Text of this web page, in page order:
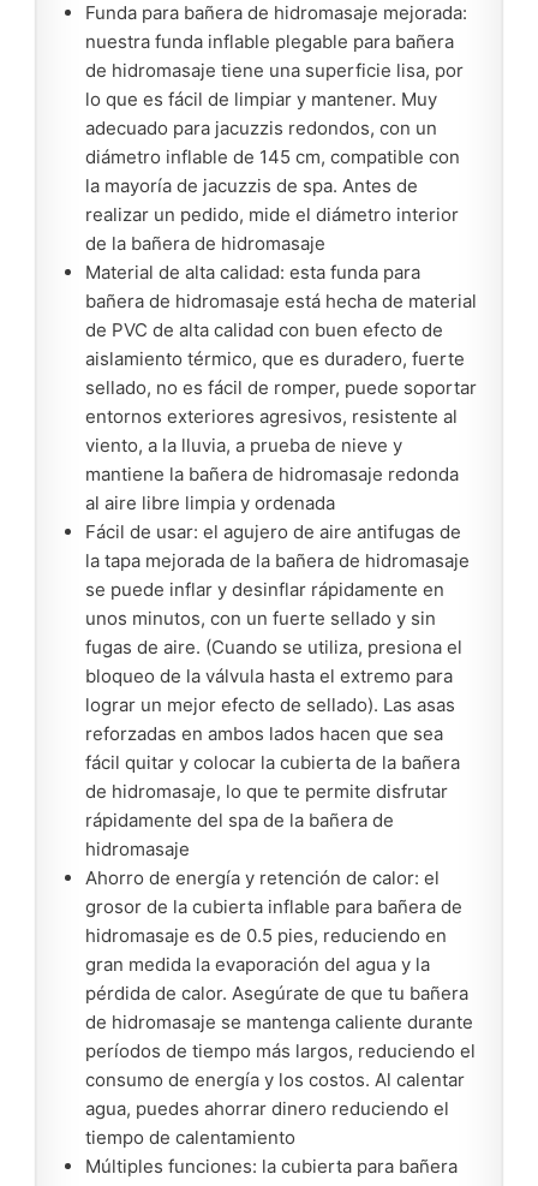
Funda para bañera de hidromasaje mejorada:
nuestra funda inflable plegable para bañera
de hidromasaje tiene una superficie lisa, por
lo que es fácil de limpiar y mantener. Muy
adecuado para jacuzzis redondos, con un
diámetro inflable de 145 cm, compatible con
la mayoría de jacuzzis de spa. Antes de
realizar un pedido, mide el diámetro interior
de la bañera de hidromasaje
Material de alta calidad: esta funda para
bañera de hidromasaje está hecha de material
de PVC de alta calidad con buen efecto de
aislamiento térmico, que es duradero, fuerte
sellado, no es fácil de romper, puede soportar
entornos exteriores agresivos, resistente al
viento, a la lluvia, a prueba de nieve y
mantiene la bañera de hidromasaje redonda
al aire libre limpia y ordenada
Fácil de usar: el agujero de aire antifugas de
la tapa mejorada de la bañera de hidromasaje
se puede inflar y desinflar rápidamente en
unos minutos, con un fuerte sellado y sin
fugas de aire. (Cuando se utiliza, presiona el
bloqueo de la válvula hasta el extremo para
lograr un mejor efecto de sellado). Las asas
reforzadas en ambos lados hacen que sea
fácil quitar y colocar la cubierta de la bañera
de hidromasaje, lo que te permite disfrutar
rápidamente del spa de la bañera de
hidromasaje
Ahorro de energía y retención de calor: el
grosor de la cubierta inflable para bañera de
hidromasaje es de 0.5 pies, reduciendo en
gran medida la evaporación del agua y la
pérdida de calor. Asegúrate de que tu bañera
de hidromasaje se mantenga caliente durante
períodos de tiempo más largos, reduciendo el
consumo de energía y los costos. Al calentar
agua, puedes ahorrar dinero reduciendo el
tiempo de calentamiento
Múltiples funciones: la cubierta para bañera